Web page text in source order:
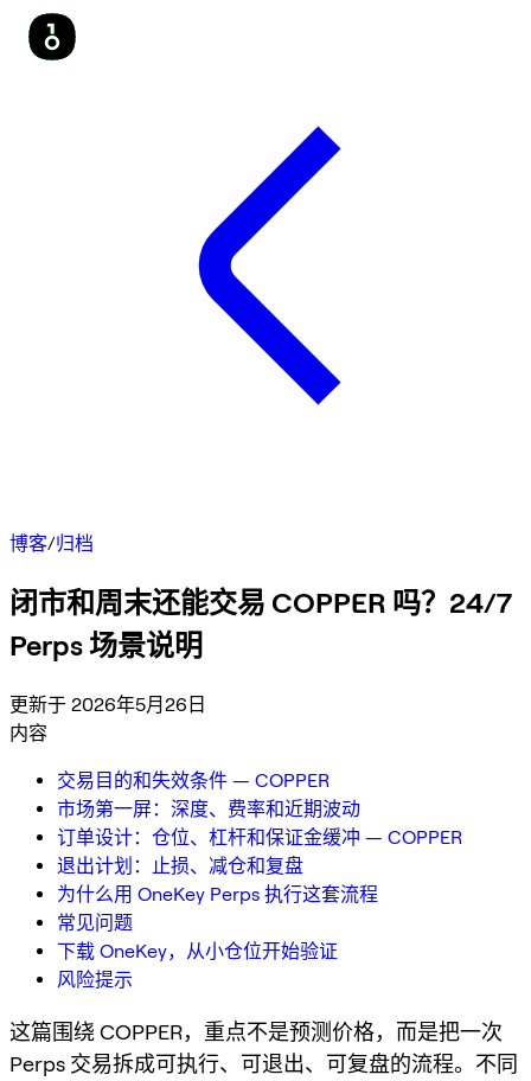
博客/归档
闭市和周末还能交易 COPPER 吗？24/7
Perps 场景说明
更新于 2026年5月26日
内容
交易目的和失效条件 — COPPER
市场第一屏：深度、费率和近期波动
订单设计：仓位、杠杆和保证金缓冲 — COPPER
退出计划：止损、减仓和复盘
为什么用 OneKey Perps 执行这套流程
常见问题
下载 OneKey，从小仓位开始验证
风险提示
这篇围绕 COPPER，重点不是预测价格，而是把一次
Perps 交易拆成可执行、可退出、可复盘的流程。不同